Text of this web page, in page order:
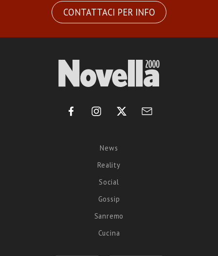
CONTATTACI PER INFO
News
Reality
Social
Gossip
Sanremo
Cucina